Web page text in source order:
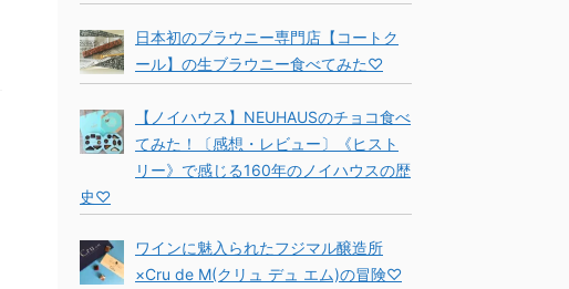
日本初のブラウニー専門店【コートク
ール】の生ブラウニー食べてみた♡
【ノイハウス】NEUHAUSのチョコ食べ
てみた！〔感想・レビュー〕《ヒスト
リー》で感じる160年のノイハウスの歴
史♡
ワインに魅入られたフジマル醸造所
×Cru de M(クリュ デュ エム)の冒険♡